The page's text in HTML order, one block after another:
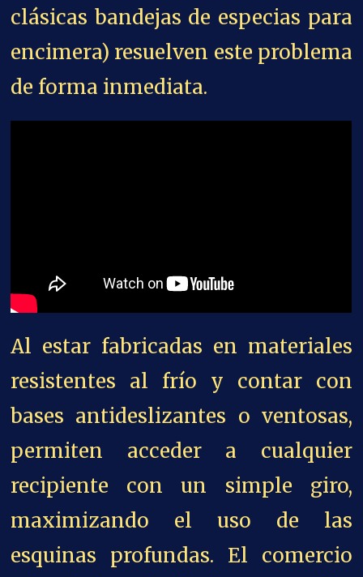
clásicas bandejas de especias para
encimera) resuelven este problema
de forma inmediata.
Al estar fabricadas en materiales
resistentes al frío y contar con
bases antideslizantes o ventosas,
permiten acceder a cualquier
recipiente con un simple giro,
maximizando el uso de las
esquinas profundas. El comercio